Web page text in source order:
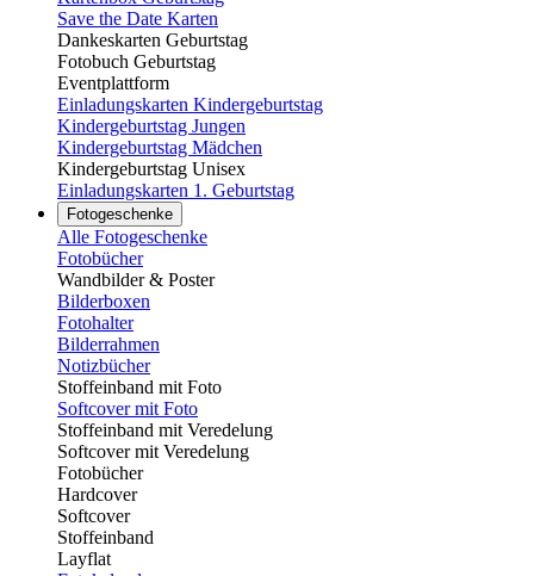
Save the Date Karten
Dankeskarten Geburtstag
Fotobuch Geburtstag
Eventplattform
Einladungskarten Kindergeburtstag
Kindergeburtstag Jungen
Kindergeburtstag Mädchen
Kindergeburtstag Unisex
Einladungskarten 1. Geburtstag
Fotogeschenke
Alle Fotogeschenke
Fotobücher
Wandbilder & Poster
Bilderboxen
Fotohalter
Bilderrahmen
Notizbücher
Stoffeinband mit Foto
Softcover mit Foto
Stoffeinband mit Veredelung
Softcover mit Veredelung
Fotobücher
Hardcover
Softcover
Stoffeinband
Layflat